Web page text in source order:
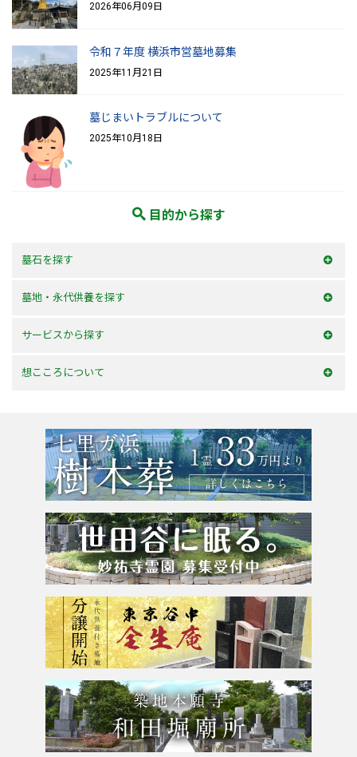
2026年06月09日
令和７年度 横浜市営墓地募集
2025年11月21日
墓じまいトラブルについて
2025年10月18日
目的から探す
墓石を探す
和型墓石
洋型墓石
デザイン墓石
墓地・永代供養を探す
横浜市内
神奈川県
東京都
サービスから探す
お墓を建てる
墓じまい・改葬
粉骨サービス
想こころについて
会社案内
アクセス
よくあるご質問
お問合せ